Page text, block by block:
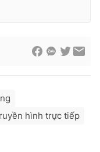
hình trực tiếp